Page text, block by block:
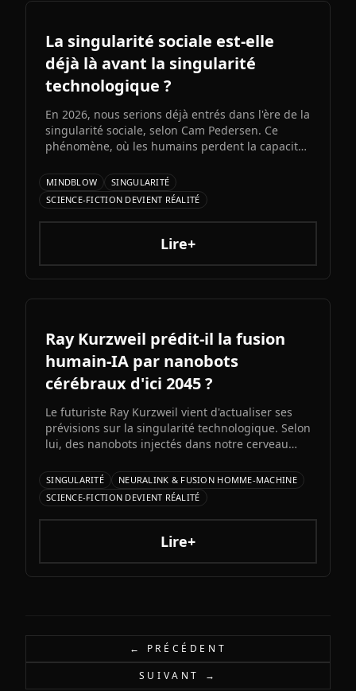
La singularité sociale est-elle
déjà là avant la singularité
technologique ?
En 2026, nous serions déjà entrés dans l'ère de la
singularité sociale, selon Cam Pedersen. Ce
phénomène, où les humains perdent la capacité
artificielles, précéderait la singularité
technologique attendue pour 2034.
MINDBLOW
SINGULARITÉ
SCIENCE-FICTION DEVIENT RÉALITÉ
Lire+
Ray Kurzweil prédit-il la fusion
humain-IA par nanobots
cérébraux d'ici 2045 ?
Le futuriste Ray Kurzweil vient d'actualiser ses
prévisions sur la singularité technologique. Selon
lui, des nanobots injectés dans notre cerveau
2045, multipliant notre intelligence par un
million. Entre promesses transhumanistes et
défis éthiques, cette vision soulève autant
d'espoirs que d'interrogations.
SINGULARITÉ
NEURALINK & FUSION HOMME-MACHINE
SCIENCE-FICTION DEVIENT RÉALITÉ
Lire+
← PRÉCÉDENT
SUIVANT →